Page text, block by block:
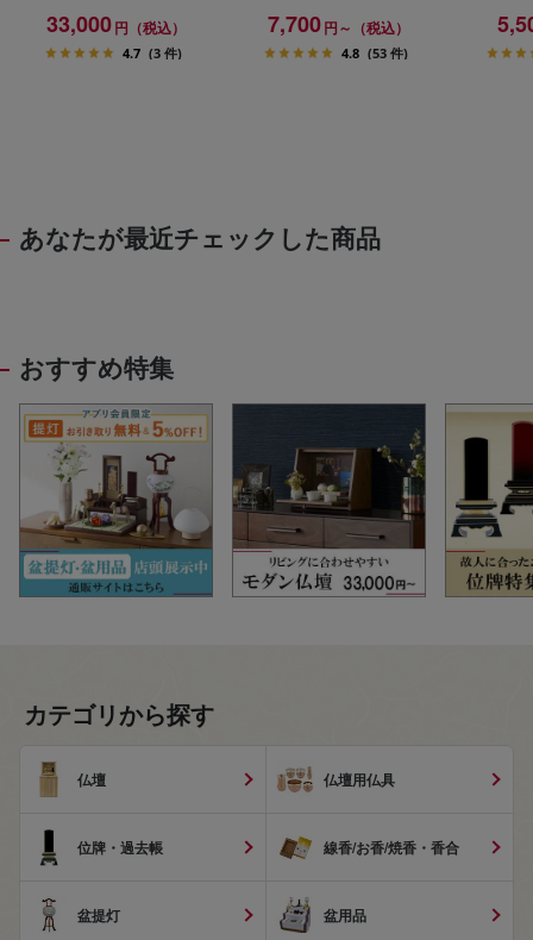
足セット
33,000円（税込）
4.7 (3 件)
7,700円～（税込）
4.8 (53 件)
あなたが最近チェックした商品
おすすめ特集
カテゴリから探す
仏壇 仏壇用仏具
位牌・過去帳 線香/お香/焼香・香合
盆提灯 盆用品